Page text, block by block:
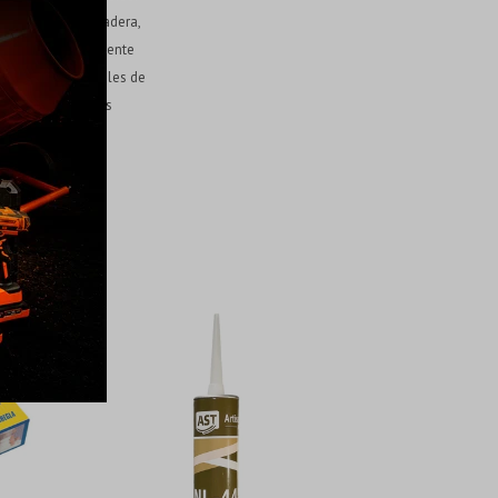
hormigón, madera,
usar ampliamente
rodapiés, rieles de
juntas y huecos